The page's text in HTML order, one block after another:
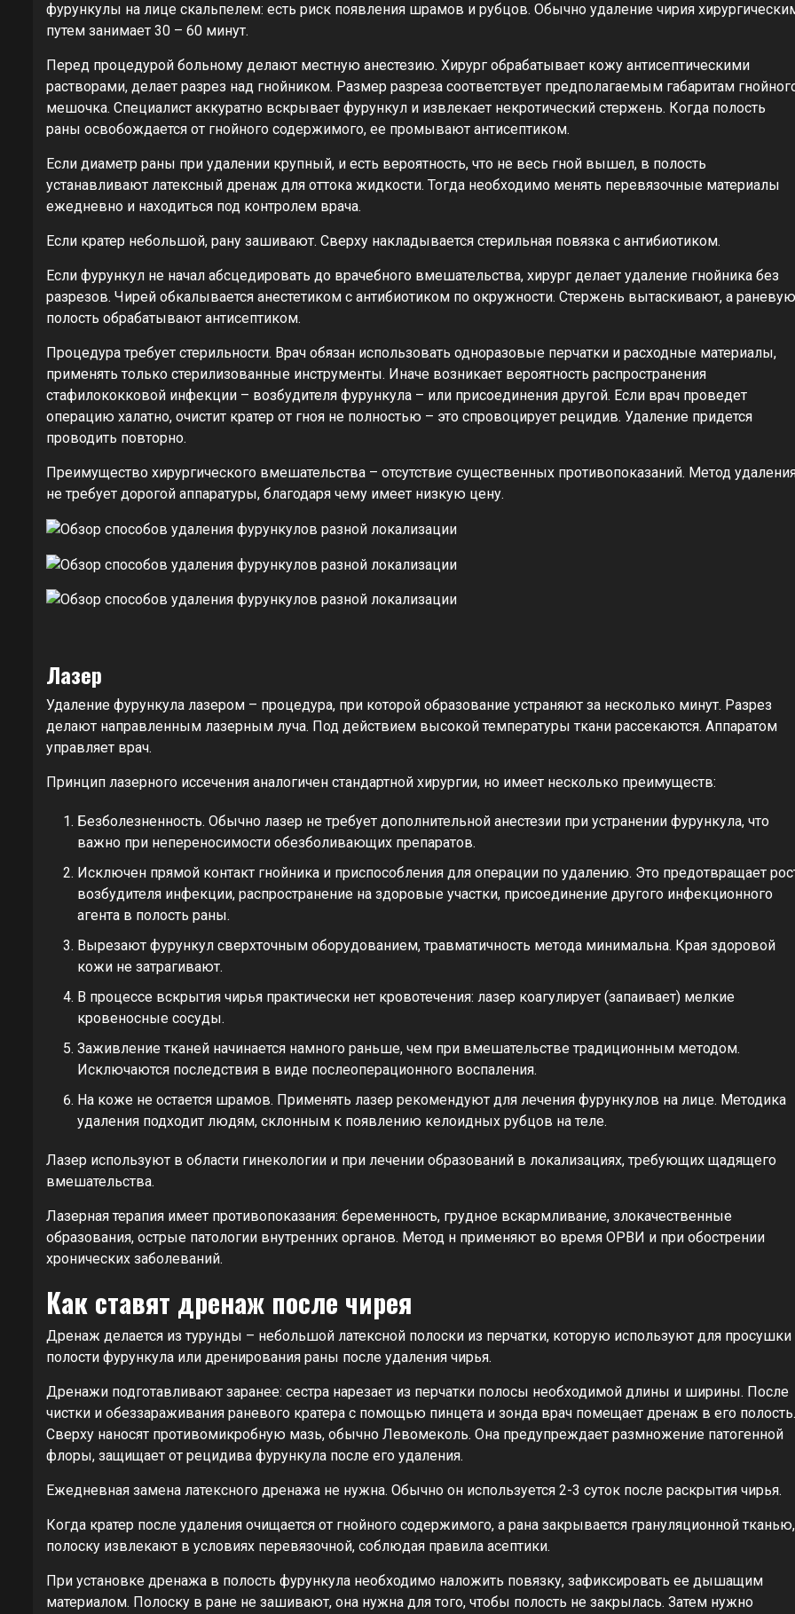
фурункулы на лице скальпелем: есть риск появления шрамов и рубцов. Обычно удаление чирия
путем занимает 30 – 60 минут.
Перед процедурой больному делают местную анестезию. Хирург обрабатывает кожу антисептическими
растворами, делает разрез над гнойником. Размер разреза соответствует предполагаемым габаритам
мешочка. Специалист аккуратно вскрывает фурункул и извлекает некротический стержень. Когда полость
раны освобождается от гнойного содержимого, ее промывают антисептиком.
Если диаметр раны при удалении крупный, и есть вероятность, что не весь гной вышел, в полость
устанавливают латексный дренаж для оттока жидкости. Тогда необходимо менять перевязочные материалы
ежедневно и находиться под контролем врача.
Если кратер небольшой, рану зашивают. Сверху накладывается стерильная повязка с антибиотиком.
Если фурункул не начал абсцедировать до врачебного вмешательства, хирург делает удаление гнойника без
разрезов. Чирей обкалывается анестетиком с антибиотиком по окружности. Стержень вытаскивают, а раневую
полость обрабатывают антисептиком.
Процедура требует стерильности. Врач обязан использовать одноразовые перчатки и расходные материалы,
применять только стерилизованные инструменты. Иначе возникает вероятность распространения
стафилококковой инфекции – возбудителя фурункула – или присоединения другой. Если врач проведет
операцию халатно, очистит кратер от гноя не полностью – это спровоцирует рецидив. Удаление придется
проводить повторно.
Преимущество хирургического вмешательства – отсутствие существенных противопоказаний. Метод
не требует дорогой аппаратуры, благодаря чему имеет низкую цену.
Лазер
Удаление фурункула лазером – процедура, при которой образование устраняют за несколько минут. Разрез
делают направленным лазерным луча. Под действием высокой температуры ткани рассекаются. Аппаратом
управляет врач.
Принцип лазерного иссечения аналогичен стандартной хирургии, но имеет несколько преимуществ:
Безболезненность. Обычно лазер не требует дополнительной анестезии при устранении фурункула, что
важно при непереносимости обезболивающих препаратов.
Исключен прямой контакт гнойника и приспособления для операции по удалению. Это предотвращает
возбудителя инфекции, распространение на здоровые участки, присоединение другого инфекционного
агента в полость раны.
Вырезают фурункул сверхточным оборудованием, травматичность метода минимальна. Края здоровой
кожи не затрагивают.
В процессе вскрытия чирья практически нет кровотечения: лазер коагулирует (запаивает) мелкие
кровеносные сосуды.
Заживление тканей начинается намного раньше, чем при вмешательстве традиционным методом.
Исключаются последствия в виде послеоперационного воспаления.
На коже не остается шрамов. Применять лазер рекомендуют для лечения фурункулов на лице. Методика
удаления подходит людям, склонным к появлению келоидных рубцов на теле.
Лазер используют в области гинекологии и при лечении образований в локализациях, требующих щадящего
вмешательства.
Лазерная терапия имеет противопоказания: беременность, грудное вскармливание, злокачественные
образования, острые патологии внутренних органов. Метод н применяют во время ОРВИ и при обострении
хронических заболеваний.
Как ставят дренаж после чирея
Дренаж делается из турунды – небольшой латексной полоски из перчатки, которую используют для просушки
полости фурункула или дренирования раны после удаления чирья.
Дренажи подготавливают заранее: сестра нарезает из перчатки полосы необходимой длины и ширины. После
чистки и обеззараживания раневого кратера с помощью пинцета и зонда врач помещает дренаж в его полость.
Сверху наносят противомикробную мазь, обычно Левомеколь. Она предупреждает размножение патогенной
флоры, защищает от рецидива фурункула после его удаления.
Ежедневная замена латексного дренажа не нужна. Обычно он используется 2-3 суток после раскрытия чирья.
Когда кратер после удаления очищается от гнойного содержимого, а рана закрывается грануляционной тканью,
полоску извлекают в условиях перевязочной, соблюдая правила асептики.
При установке дренажа в полость фурункула необходимо наложить повязку, зафиксировать ее дышащим
материалом. Полоску в ране не зашивают, она нужна для того, чтобы полость не закрылась. Затем нужно